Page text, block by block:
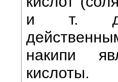
и т.
накипи
кислоты.